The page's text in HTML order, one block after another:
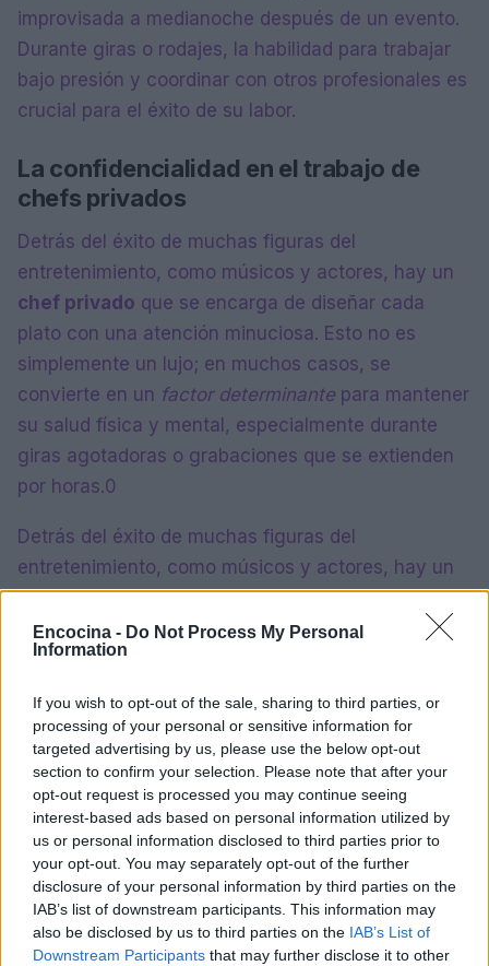
Encocina - Do Not Process My Personal
Information
If you wish to opt-out of the sale, sharing to third parties, or
processing of your personal or sensitive information for
targeted advertising by us, please use the below opt-out
section to confirm your selection. Please note that after your
opt-out request is processed you may continue seeing
interest-based ads based on personal information utilized by
us or personal information disclosed to third parties prior to
your opt-out. You may separately opt-out of the further
disclosure of your personal information by third parties on the
IAB’s list of downstream participants. This information may
also be disclosed by us to third parties on the IAB’s List of
Downstream Participants that may further disclose it to other
improvisada a medianoche después de un evento.
Durante giras o rodajes, la habilidad para trabajar
bajo presión y coordinar con otros profesionales es
crucial para el éxito de su labor.
La confidencialidad en el trabajo de
chefs privados
Detrás del éxito de muchas figuras del
entretenimiento, como músicos y actores, hay un
chef privado que se encarga de diseñar cada
plato con una atención minuciosa. Esto no es
simplemente un lujo; en muchos casos, se
convierte en un factor determinante para mantener
su salud física y mental, especialmente durante
giras agotadoras o grabaciones que se extienden
por horas.0
Detrás del éxito de muchas figuras del
entretenimiento, como músicos y actores, hay un
chef privadoque se encarga de diseñar cada
plato con una atención minuciosa. Esto no es
simplemente un lujo; en muchos casos, se
su salud física y mental, especialmente durante
giras agotadoras o grabaciones que se extienden
por horas.1
Detrás del éxito de muchas figuras del
entretenimiento, como músicos y actores, hay un
chef privadoque se encarga de diseñar cada
plato con una atención minuciosa. Esto no es
simplemente un lujo; en muchos casos, se